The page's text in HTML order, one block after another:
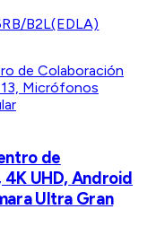
B2L(EDLA)
de
UHD, Android
Ultra Gran